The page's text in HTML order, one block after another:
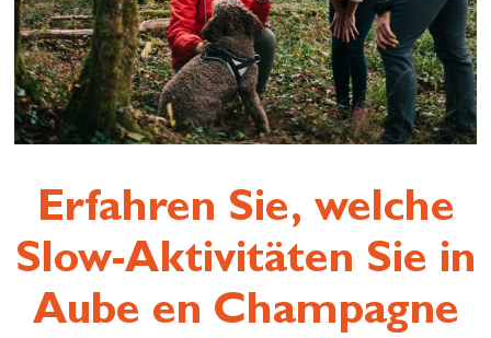
Erfahren Sie, welche
Slow-Aktivitäten Sie in
Aube en Champagne